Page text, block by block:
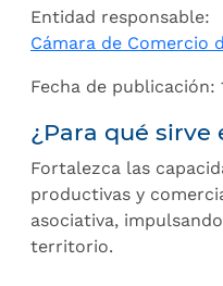
Entidad responsable:
Cámara de Comercio
Fecha de publicación:
¿Para qué sirve
Fortalezca las
productivas y
asociativa,
territorio.